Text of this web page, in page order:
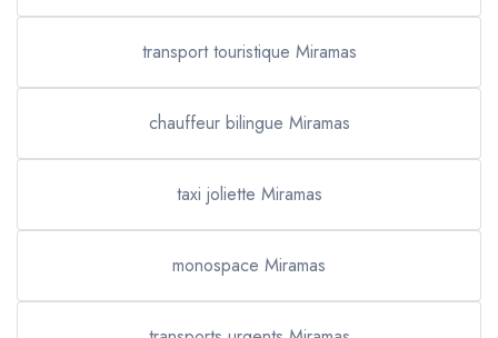
transport touristique Miramas
chauffeur bilingue Miramas
taxi joliette Miramas
monospace Miramas